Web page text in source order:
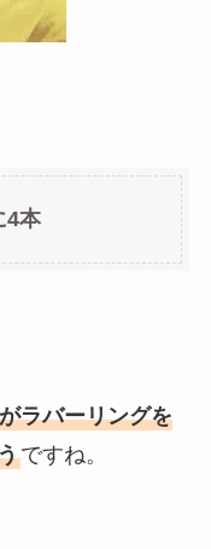
4本
ラバーリングを
ですね。